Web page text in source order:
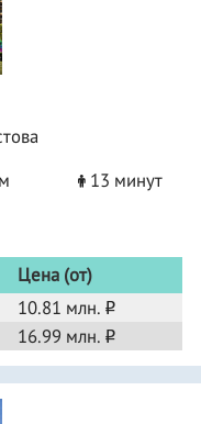
13 минут
Цена (от)
10.81 млн. o
16.99 млн. o